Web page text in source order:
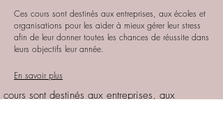
Ces cours sont destinés aux entreprises, aux écoles et
organisations pour les aider à mieux gérer leur stress
afin de leur donner toutes les chances de réussite dans
leurs objectifs leur année.
En savoir plus
sont destinés aux entreprises, aux